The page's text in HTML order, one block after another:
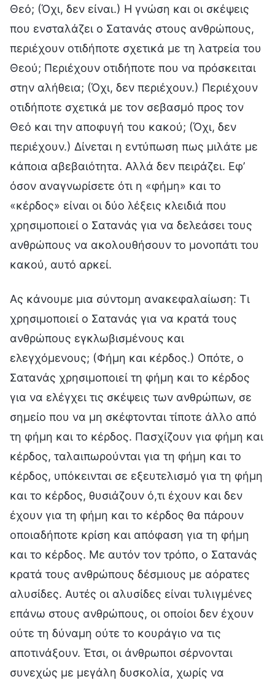
Θεό; (Όχι, δεν είναι.) Η γνώση και οι σκέψεις
που ενσταλάζει ο Σατανάς στους ανθρώπους,
περιέχουν οτιδήποτε σχετικά με τη λατρεία του
Θεού; Περιέχουν οτιδήποτε που να πρόσκειται
στην αλήθεια; (Όχι, δεν περιέχουν.) Περιέχουν
οτιδήποτε σχετικά με τον σεβασμό προς τον
Θεό και την αποφυγή του κακού; (Όχι, δεν
περιέχουν.) Δίνεται η εντύπωση πως μιλάτε με
κάποια αβεβαιότητα. Αλλά δεν πειράζει. Εφ’
όσον αναγνωρίσετε ότι η «φήμη» και το
«κέρδος» είναι οι δύο λέξεις κλειδιά που
χρησιμοποιεί ο Σατανάς για να δελεάσει τους
ανθρώπους να ακολουθήσουν το μονοπάτι του
κακού, αυτό αρκεί.
Ας κάνουμε μια σύντομη ανακεφαλαίωση: Τι
χρησιμοποιεί ο Σατανάς για να κρατά τους
ανθρώπους εγκλωβισμένους και
ελεγχόμενους; (Φήμη και κέρδος.) Οπότε, ο
Σατανάς χρησιμοποιεί τη φήμη και το κέρδος
για να ελέγχει τις σκέψεις των ανθρώπων, σε
σημείο που να μη σκέφτονται τίποτε άλλο από
τη φήμη και το κέρδος. Πασχίζουν για φήμη και
κέρδος, ταλαιπωρούνται για τη φήμη και το
κέρδος, υπόκεινται σε εξευτελισμό για τη φήμη
και το κέρδος, θυσιάζουν ό,τι έχουν και δεν
έχουν για τη φήμη και το κέρδος θα πάρουν
οποιαδήποτε κρίση και απόφαση για τη φήμη
και το κέρδος. Με αυτόν τον τρόπο, ο Σατανάς
κρατά τους ανθρώπους δέσμιους με αόρατες
αλυσίδες. Αυτές οι αλυσίδες είναι τυλιγμένες
επάνω στους ανθρώπους, οι οποίοι δεν έχουν
ούτε τη δύναμη ούτε το κουράγιο να τις
αποτινάξουν. Έτσι, οι άνθρωποι σέρνονται
συνεχώς με μεγάλη δυσκολία, χωρίς να